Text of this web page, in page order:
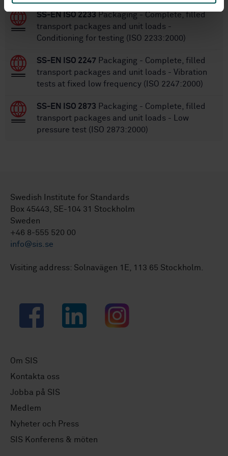
SS-EN ISO 2233 Packaging - Complete, filled
transport packages and unit loads -
Conditioning for testing (ISO 2233:2000)
SS-EN ISO 2247 Packaging - Complete, filled
transport packages and unit loads - Vibration
tests at fixed low frequency (ISO 2247:2000)
SS-EN ISO 2873 Packaging - Complete, filled
transport packages and unit loads - Low
pressure test (ISO 2873:2000)
Swedish Institute for Standards
Box 45443, SE-104 31 Stockholm
Sweden
+46 8-555 520 00
info@sis.se
Visiting address: Solnavägen 1E, 113 65 Stockholm.
Facebook LinkedIn Instagram
Om SIS
Kontakta oss
Jobba på SIS
Medlem
Nyheter och Press
SIS Konferens & möten